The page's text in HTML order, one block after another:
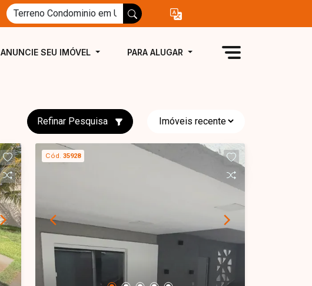
ANUNCIE SEU IMÓVEL PARA ALUGAR
Refinar Pesquisa
Cód. 35928